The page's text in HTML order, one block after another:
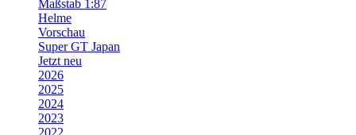
Maßstab 1:87
Helme
Vorschau
Super GT Japan
Jetzt neu
2026
2025
2024
2023
2022